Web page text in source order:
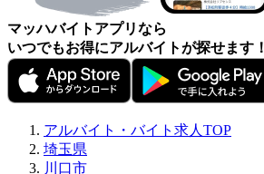
マッハバイトアプリなら
いつでもお得にアルバイトが探せます！
アルバイト・バイト求人TOP
埼玉県
川口市